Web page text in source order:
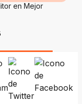
en Mejor